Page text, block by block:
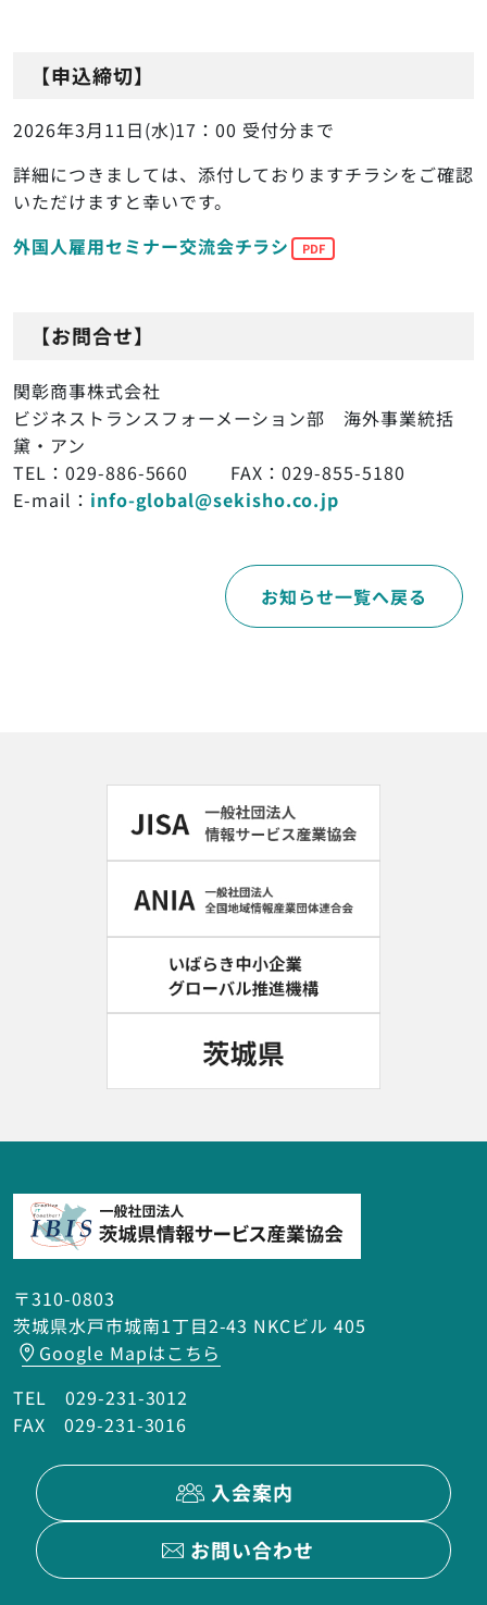
【申込締切】
2026年3月11日(水)17：00 受付分まで
詳細につきましては、添付しておりますチラシをご確認
いただけますと幸いです。
外国人雇用セミナー交流会チラシ
【お問合せ】
関彰商事株式会社
ビジネストランスフォーメーション部 海外事業統括
黛・アン
TEL：029-886-5660 FAX：029-855-5180
E-mail： info-global@sekisho.co.jp
お知らせ一覧へ戻る
〒310-0803
茨城県水戸市城南1丁目2-43 NKCビル 405
Google Mapはこちら
TEL 029-231-3012
FAX 029-231-3016
入会案内
お問い合わせ